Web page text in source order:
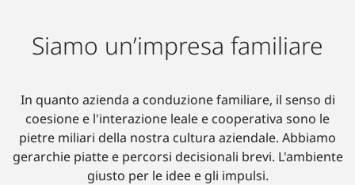
Siamo un’impresa familiare
In quanto azienda a conduzione familiare, il senso di
coesione e l'interazione leale e cooperativa sono le
pietre miliari della nostra cultura aziendale. Abbiamo
gerarchie piatte e percorsi decisionali brevi. L'ambiente
giusto per le idee e gli impulsi.